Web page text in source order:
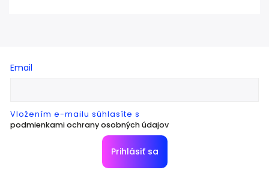
Email
Vložením e-mailu súhlasíte s
podmienkami ochrany osobných údajov
Prihlásiť sa